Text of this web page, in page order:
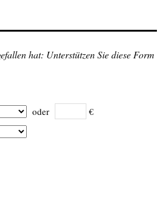
hat: Unterstützen Sie diese Form
oder €